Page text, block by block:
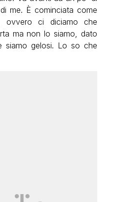
me. È cominciata come
ovvero ci diciamo che
ma non lo siamo, dato
siamo gelosi. Lo so che